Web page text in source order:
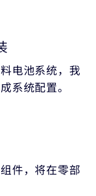
电池系统，我
系统配置。
件，将在零部